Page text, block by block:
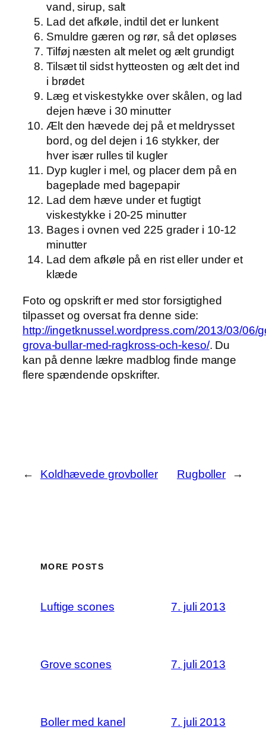
vand, sirup, salt
Lad det afkøle, indtil det er lunkent
Smuldre gæren og rør, så det opløses
Tilføj næsten alt melet og ælt grundigt
Tilsæt til sidst hytteosten og ælt det ind
i brødet
Læg et viskestykke over skålen, og lad
dejen hæve i 30 minutter
Ælt den hævede dej på et meldrysset
bord, og del dejen i 16 stykker, der
hver især rulles til kugler
Dyp kugler i mel, og placer dem på en
bageplade med bagepapir
Lad dem hæve under et fugtigt
viskestykke i 20-25 minutter
Bages i ovnen ved 225 grader i 10-12
minutter
Lad dem afkøle på en rist eller under et
klæde
Foto og opskrift er med stor forsigtighed
tilpasset og oversat fra denne side:
http://ingetknussel.wordpress.com/2013/03/06/
grova-bullar-med-ragkross-och-keso/. Du
kan på denne lækre madblog finde mange
flere spændende opskrifter.
← Koldhævede grovboller Rugboller →
MORE POSTS
Luftige scones 7. juli 2013
Grove scones 7. juli 2013
Boller med kanel 7. juli 2013